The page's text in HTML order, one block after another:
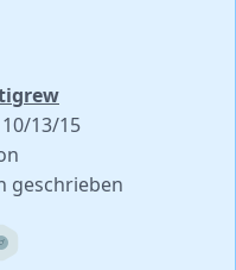
13/15
geschrieben